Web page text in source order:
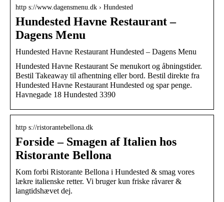
http s://www.dagensmenu.dk › Hundested
Hundested Havne Restaurant –
Dagens Menu
Hundested Havne Restaurant Hundested – Dagens Menu
Hundested Havne Restaurant Se menukort og åbningstider.
Bestil Takeaway til afhentning eller bord. Bestil direkte fra
Hundested Havne Restaurant Hundested og spar penge.
Havnegade 18 Hundested 3390
http s://ristorantebellona.dk
Forside – Smagen af Italien hos
Ristorante Bellona
Kom forbi Ristorante Bellona i Hundested & smag vores
lækre italienske retter. Vi bruger kun friske råvarer &
langtidshævet dej.